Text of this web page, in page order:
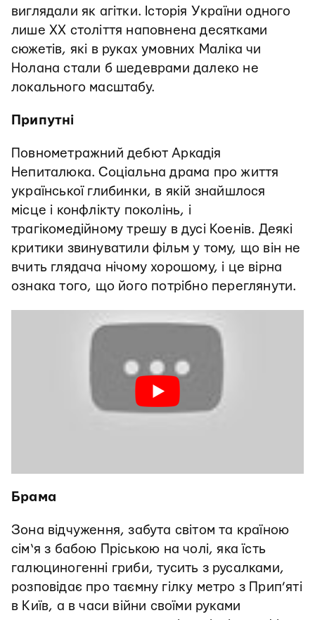
виглядали як агітки. Історія України одного
лише XX століття наповнена десятками
сюжетів, які в руках умовних Маліка чи
Нолана стали б шедеврами далеко не
локального масштабу.
Припутні
Повнометражний дебют Аркадія
Непиталюка. Соціальна драма про життя
української глибинки, в якій знайшлося
місце і конфлікту поколінь, і
трагікомедійному трешу в дусі Коенів. Деякі
критики звинуватили фільм у тому, що він не
вчить глядача нічому хорошому, і це вірна
ознака того, що його потрібно переглянути.
Брама
Зона відчуження, забута світом та країною
сім‘я з бабою Пріською на чолі, яка їсть
галюциногенні гриби, тусить з русалками,
розповідає про таємну гілку метро з Прип’яті
в Київ, а в часи війни своїми руками